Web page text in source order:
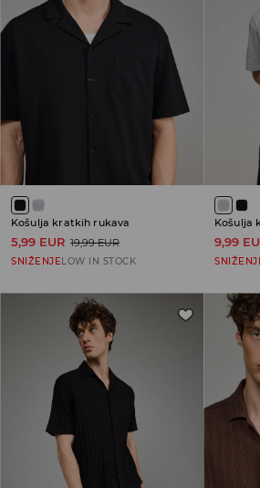
Košulja kratkih rukava
5,99 EUR 19,99 EUR
SNIŽENJELOW IN STOCK
Košulja
9,99